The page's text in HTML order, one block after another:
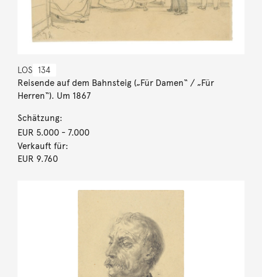
LOS 134
Reisende auf dem Bahnsteig („Für Damen“ / „Für
Herren“). Um 1867
Schätzung:
EUR 5.000- 7.000
Verkauft für:
EUR 9.760